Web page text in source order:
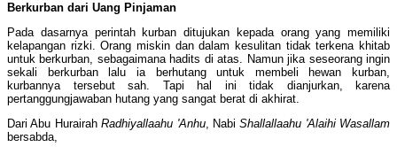
Berkurban dari Uang Pinjaman
Pada dasarnya perintah kurban ditujukan kepada orang yang memiliki
kelapangan rizki. Orang miskin dan dalam kesulitan tidak terkena khitab
untuk berkurban, sebagaimana hadits di atas. Namun jika seseorang ingin
sekali berkurban lalu ia berhutang untuk membeli hewan kurban,
kurbannya tersebut sah. Tapi hal ini tidak dianjurkan, karena
pertanggungjawaban hutang yang sangat berat di akhirat.
Dari Abu HurairahRadhiyallaahu 'Anhu, NabiShallallaahu 'Alaihi Wasallam
bersabda,